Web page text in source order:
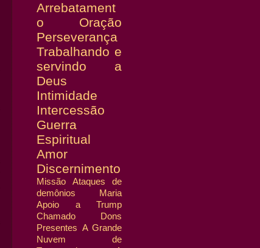
Arrebatament
o
Oração
Perseverança
Trabalhando e
servindo a
Deus
Intimidade
Intercessão
Guerra
Espiritual
Amor
Discernimento
Missão
Ataques de
demônios
Maria
Apoio a Trump
Chamado
Dons
Presentes A Grande
Nuvem de